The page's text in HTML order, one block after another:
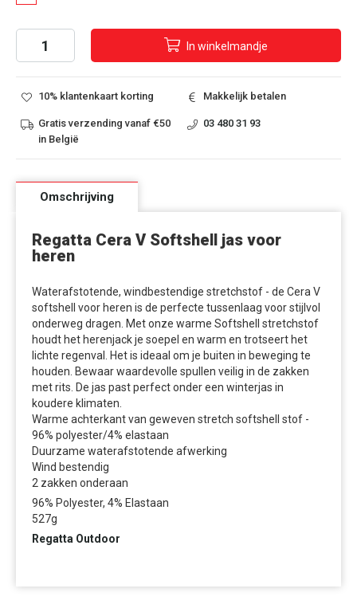
In winkelmandje
10% klantenkaart korting
Gratis verzending vanaf €50
in België
Makkelijk betalen
03 480 31 93
Omschrijving
Regatta Cera V Softshell jas voor
heren
Waterafstotende, windbestendige stretchstof - de Cera V
softshell voor heren is de perfecte tussenlaag voor stijlvol
onderweg dragen. Met onze warme Softshell stretchstof
houdt het herenjack je soepel en warm en trotseert het
lichte regenval. Het is ideaal om je buiten in beweging te
houden. Bewaar waardevolle spullen veilig in de zakken
met rits. De jas past perfect onder een winterjas in
koudere klimaten.
Warme achterkant van geweven stretch softshell stof -
96% polyester/4% elastaan
Duurzame waterafstotende afwerking
Wind bestendig
2 zakken onderaan
96% Polyester, 4% Elastaan
527g
Regatta Outdoor